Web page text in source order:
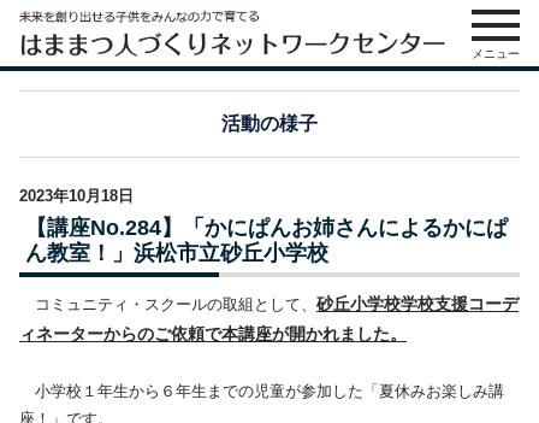
メニュー
活動の様子
2023年10月18日
【講座No.284】「かにぱんお姉さんによるかにぱ
ん教室！」浜松市立砂丘小学校
コミュニティ・スクールの取組として、 砂丘小学校学校支援コーデ
ィネーターからのご依頼で本講座が開かれました。
小学校１年生から６年生までの児童が参加した「夏休みお楽しみ講
座！」です。